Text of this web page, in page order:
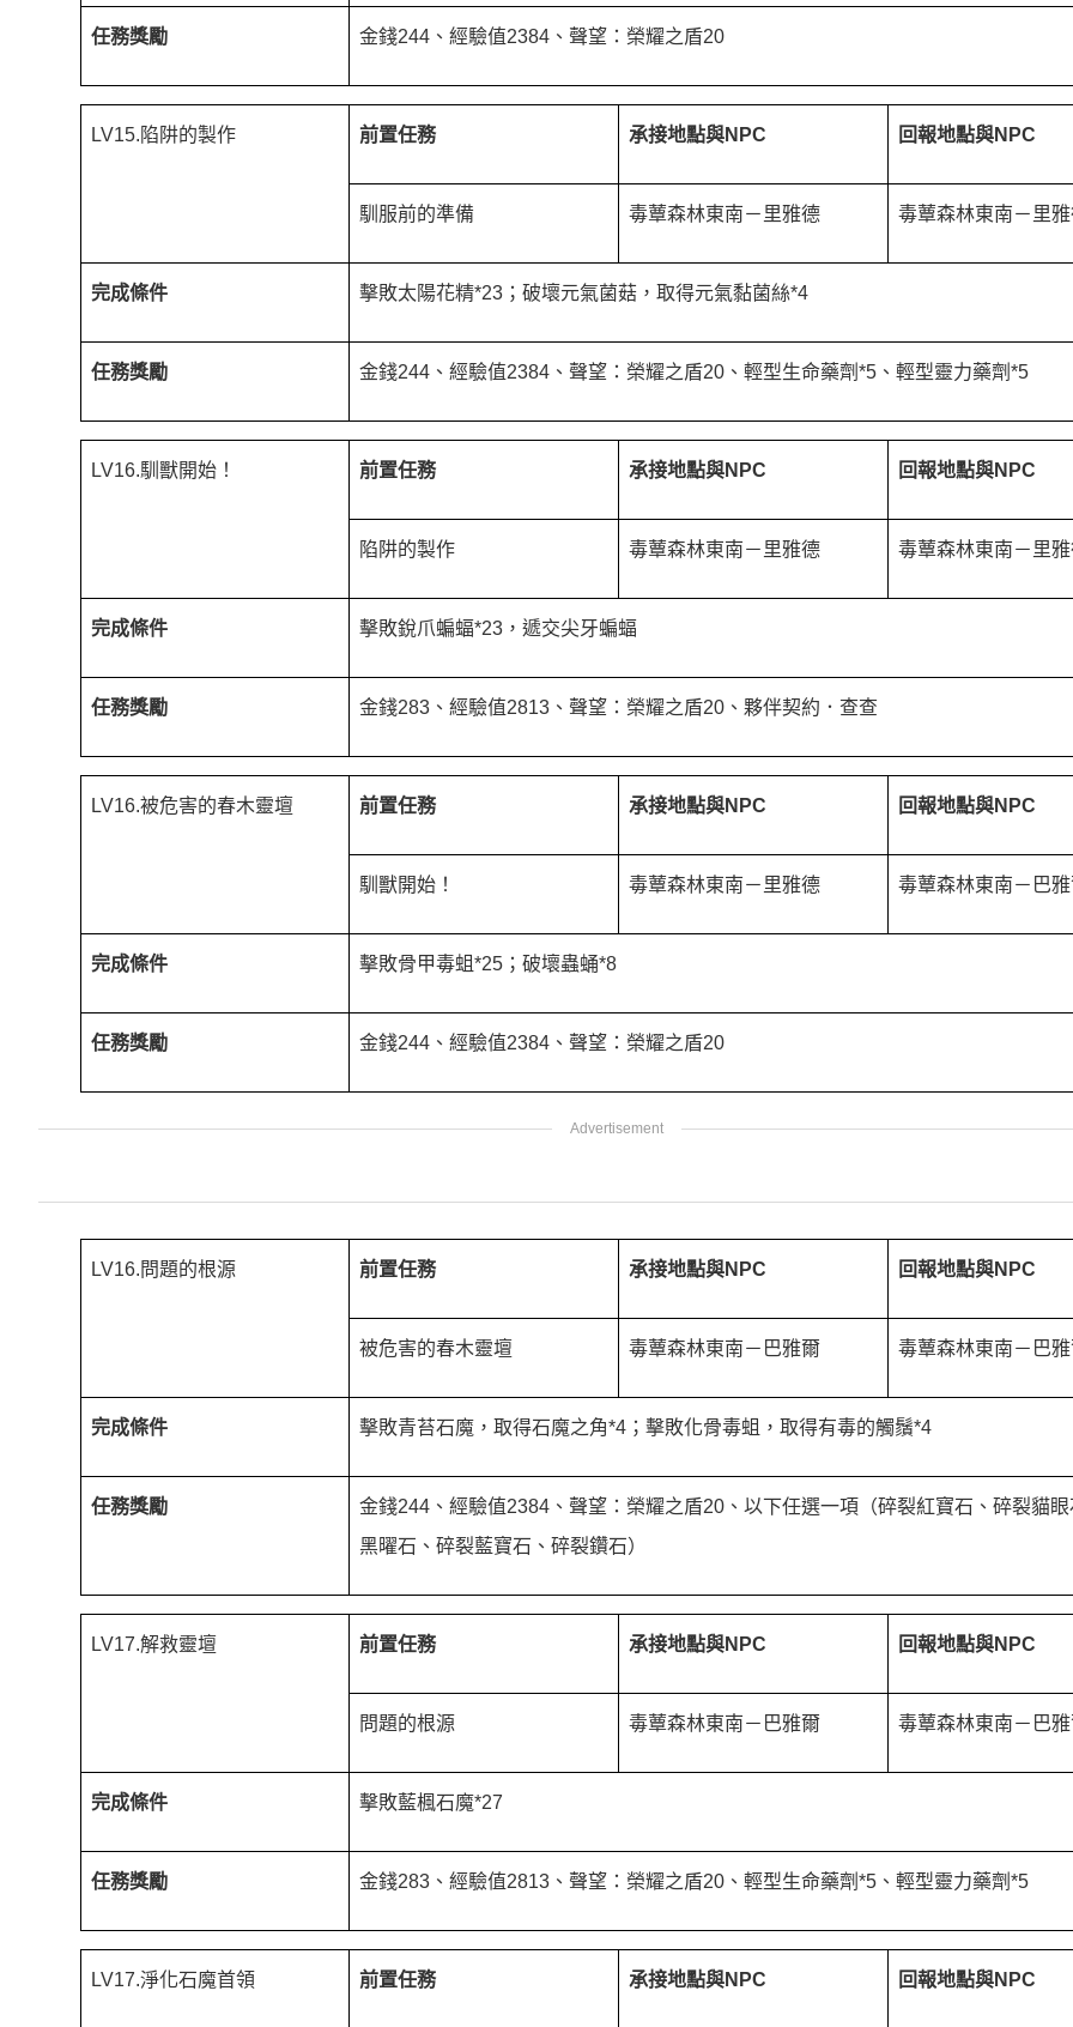
任務獎勵 金錢244、經驗值2384、聲望：榮耀之盾20
LV15.陷阱的製作 前置任務 承接地點與NPC 回報地點與NPC
馴服前的準備 毒蕈森林東南－里雅德 毒蕈森林東南－里
完成條件 擊敗太陽花精*23；破壞元氣菌菇，取得元氣黏菌絲*4
任務獎勵 金錢244、經驗值2384、聲望：榮耀之盾20、輕型生命藥劑*5、輕型靈力藥劑*5
LV16.馴獸開始！ 前置任務 承接地點與NPC 回報地點與NPC
陷阱的製作 毒蕈森林東南－里雅德 毒蕈森林東南－里
完成條件 擊敗銳爪蝙蝠*23，遞交尖牙蝙蝠
任務獎勵 金錢283、經驗值2813、聲望：榮耀之盾20、夥伴契約．查查
LV16.被危害的春木靈壇 前置任務 承接地點與NPC 回報地點與NPC
馴獸開始！ 毒蕈森林東南－里雅德 毒蕈森林東南－巴
完成條件 擊敗骨甲毒蛆*25；破壞蟲蛹*8
任務獎勵 金錢244、經驗值2384、聲望：榮耀之盾20
LV16.問題的根源 前置任務 承接地點與NPC 回報地點與NPC
被危害的春木靈壇 毒蕈森林東南－巴雅爾 毒蕈森林東南－巴
完成條件 擊敗青苔石魔，取得石魔之角*4；擊敗化骨毒蛆，取得有毒的觸鬚*4
任務獎勵
金錢244、經驗值2384、聲望：榮耀之盾20、以下任選一項（碎裂紅寶石、碎裂貓
黑曜石、碎裂藍寶石、碎裂鑽石）
LV17.解救靈壇 前置任務 承接地點與NPC 回報地點與NPC
問題的根源 毒蕈森林東南－巴雅爾 毒蕈森林東南－巴
完成條件 擊敗藍楓石魔*27
任務獎勵 金錢283、經驗值2813、聲望：榮耀之盾20、輕型生命藥劑*5、輕型靈力藥劑*5
LV17.淨化石魔首領 前置任務 承接地點與NPC 回報地點與NPC